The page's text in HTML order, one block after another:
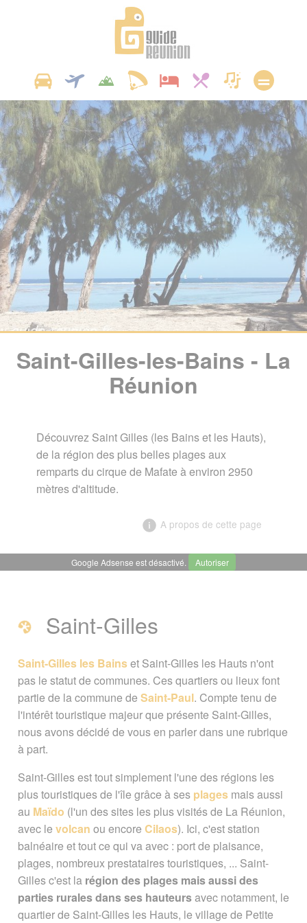
Saint-Gilles-les-Bains - La
Réunion
Découvrez Saint Gilles (les Bains et les Hauts),
de la région des plus belles plages aux
remparts du cirque de Mafate à environ 2950
mètres d'altitude.
A propos de cette page
Carte / Plan de Saint-Gilles
A voir, à faire à Saint-Gilles
Saint-Gilles en Pratique
Plus de services pratiques
Les plus Les moins
A voir également
Google Adsense est désactivé. Autoriser
Saint-Gilles
Saint-Gilles les Bainset Saint-Gilles les Hauts n'ont
pas le statut de communes. Ces quartiers ou lieux font
partie de la commune de Saint-Paul. Compte tenu de
l'intérêt touristique majeur que présente Saint-Gilles,
nous avons décidé de vous en parler dans une rubrique
à part.
Saint-Gilles est tout simplement l'une des régions les
plus touristiques de l'île grâce à ses plagesmais aussi
au Maïdo (l'un des sites les plus visités de La Réunion,
avec le volcan ou encore Cilaos). Ici, c'est station
balnéaire et tout ce qui va avec : port de plaisance,
plages, nombreux prestataires touristiques, ... Saint-
Gilles c'est la région des plages mais aussi des
parties rurales dans ses hauteursavec notamment, le
quartier de Saint-Gilles les Hauts, le village de Petite
Panneau de gestion des cookies